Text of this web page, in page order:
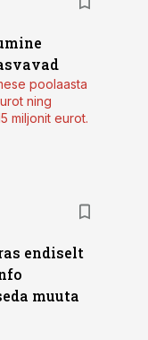
poolaasta
ning
miljonit eurot.
endiselt
muuta